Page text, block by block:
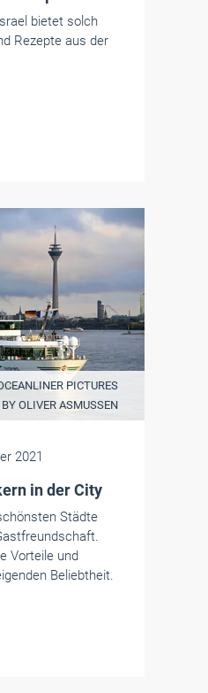
bietet solch
Rezepte aus der
PICTURES
BY OLIVER ASMUSSEN
2021
in der City
Städte
Vorteile und
Beliebtheit.